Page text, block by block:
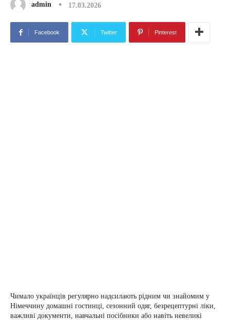
admin 17.03.2026
Facebook Twitter Pinterest
Чимало українців регулярно надсилають рідним чи знайомим у
Німеччину домашні гостинці, сезонний одяг, безрецептурні ліки,
важливі документи, навчальні посібники або навіть невеликі